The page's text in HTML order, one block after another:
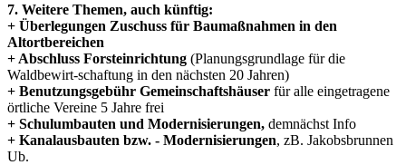
7. Weitere Themen, auch künftig:
+ Überlegungen Zuschuss für Baumaßnahmen in den
Altortbereichen
+ Abschluss Forsteinrichtung (Planungsgrundlage für die
Waldbewirt-schaftung in den nächsten 20 Jahren)
+ Benutzungsgebühr Gemeinschaftshäuser für alle eingetragene
örtliche Vereine 5 Jahre frei
+ Schulumbauten und Modernisierungen, demnächst Info
+ Kanalausbauten bzw. - Modernisierungen, zB. Jakobsbrunnen
Ub.